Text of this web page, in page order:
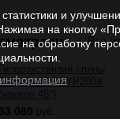
Вся
Гиперэкстензия спины
Solid PHYP200X
(наклон 45°)
33 080 руб.
и
на кнопку
на обработку